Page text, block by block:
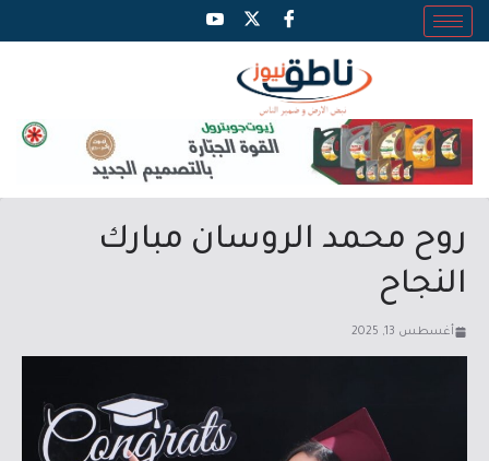
روح محمد الروسان مبارك
النجاح
أغسطس 13, 2025